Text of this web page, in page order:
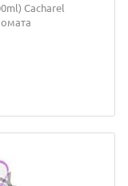
Cacharel